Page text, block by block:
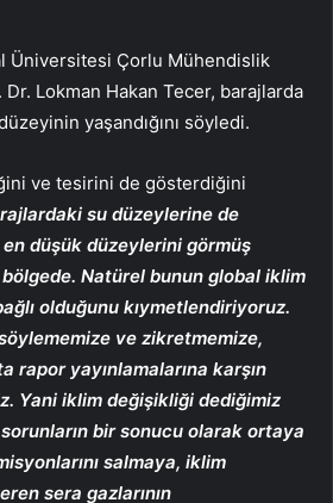
Üniversitesi Çorlu Mühendislik
Dr. Lokman Hakan Tecer, barajlarda
yaşandığını söyledi.
ve tesirini de gösterdiğini
su düzeylerine de
en düşük düzeylerini görmüş
Natürel bunun global iklim
olduğunu kıymetlendiriyoruz.
ve zikretmemize,
rapor yayınlamalarına karşın
Yani iklim değişikliği dediğimiz
bir sonucu olarak ortaya
salmaya, iklim
sera gazlarının